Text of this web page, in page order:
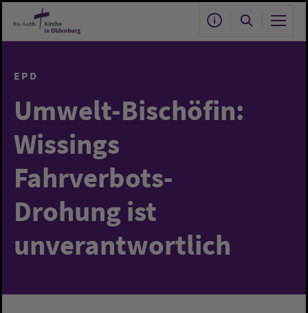
Zum Hauptinhalt springen
EPD
Umwelt-Bischöfin:
Wissings
Fahrverbots-
Drohung ist
unverantwortlich